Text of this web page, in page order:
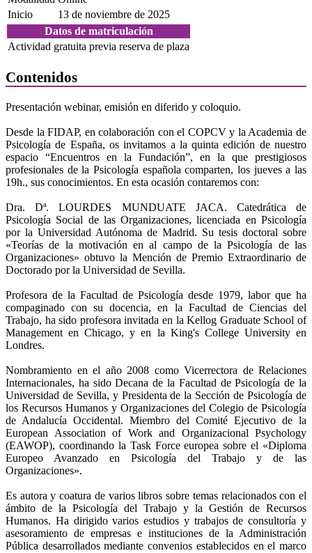
Inicio
13 de noviembre de 2025
Datos de matriculación
Actividad gratuita previa reserva de plaza
Contenidos
Presentación webinar, emisión en diferido y coloquio.
Desde la FIDAP, en colaboración con el COPCV y la Academia de
Psicología de España, os invitamos a la quinta edición de nuestro
espacio “Encuentros en la Fundación”, en la que prestigiosos
profesionales de la Psicología española comparten, los jueves a las
19h., sus conocimientos. En esta ocasión contaremos con:
Dra. Dª. LOURDES MUNDUATE JACA. Catedrática de
Psicología Social de las Organizaciones, licenciada en Psicología
por la Universidad Autónoma de Madrid. Su tesis doctoral sobre
«Teorías de la motivación en al campo de la Psicología de las
Organizaciones» obtuvo la Mención de Premio Extraordinario de
Doctorado por la Universidad de Sevilla.
Profesora de la Facultad de Psicología desde 1979, labor que ha
compaginado con su docencia, en la Facultad de Ciencias del
Trabajo, ha sido profesora invitada en la Kellog Graduate School of
Management en Chicago, y en la King's College University en
Londres.
Nombramiento en el año 2008 como Vicerrectora de Relaciones
Internacionales, ha sido Decana de la Facultad de Psicología de la
Universidad de Sevilla, y Presidenta de la Sección de Psicología de
los Recursos Humanos y Organizaciones del Colegio de Psicología
de Andalucía Occidental. Miembro del Comité Ejecutivo de la
European Association of Work and Organizacional Psychology
(EAWOP), coordinando la Task Force europea sobre el «Diploma
Europeo Avanzado en Psicología del Trabajo y de las
Organizaciones».
Es autora y coatura de varios libros sobre temas relacionados con el
ámbito de la Psicología del Trabajo y la Gestión de Recursos
Humanos. Ha dirigido varios estudios y trabajos de consultoría y
asesoramiento de empresas e instituciones de la Administración
Pública desarrollados mediante convenios establecidos en el marco